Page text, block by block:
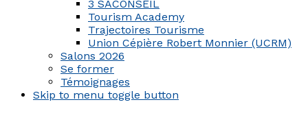
3 SACONSEIL
Tourism Academy
Trajectoires Tourisme
Union Cépière Robert Monnier (UCRM)
Salons 2026
Se former
Témoignages
Skip to menu toggle button